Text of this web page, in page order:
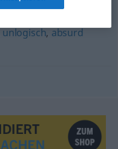
unlogisch, absurd